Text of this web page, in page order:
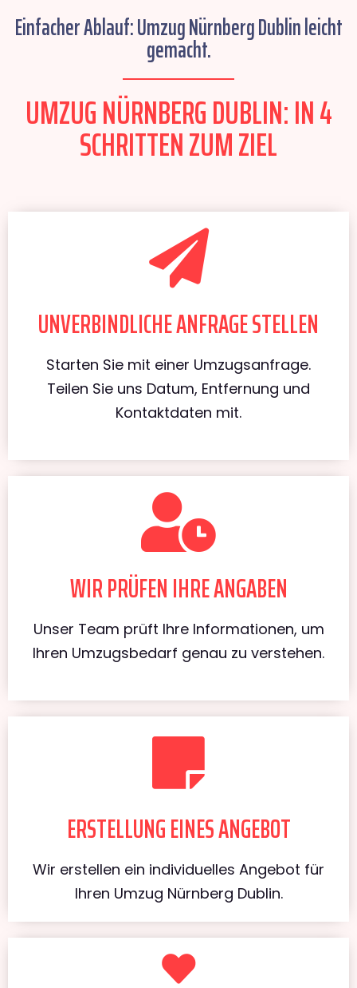
Einfacher Ablauf: Umzug Nürnberg Dublin leicht
gemacht.
UMZUG NÜRNBERG DUBLIN: IN 4
SCHRITTEN ZUM ZIEL
UNVERBINDLICHE ANFRAGE STELLEN
Starten Sie mit einer Umzugsanfrage.
Teilen Sie uns Datum, Entfernung und
Kontaktdaten mit.
WIR PRÜFEN IHRE ANGABEN
Unser Team prüft Ihre Informationen, um
Ihren Umzugsbedarf genau zu verstehen.
ERSTELLUNG EINES ANGEBOT
Wir erstellen ein individuelles Angebot für
Ihren Umzug Nürnberg Dublin.